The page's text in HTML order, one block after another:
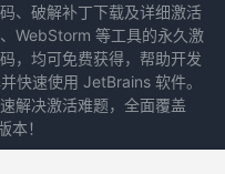
、破解补丁下载及详细激活
WebStorm 等工具的永久激
，均可免费获得，帮助开发
快速使用 JetBrains 软件。
解决激活难题，全面覆盖
！